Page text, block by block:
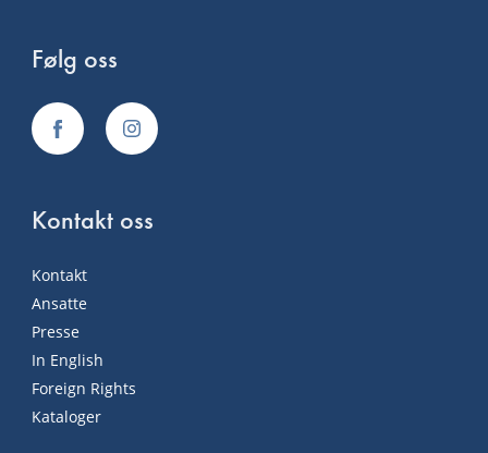
Følg oss
Kontakt oss
Kontakt
Ansatte
Presse
In English
Foreign Rights
Kataloger